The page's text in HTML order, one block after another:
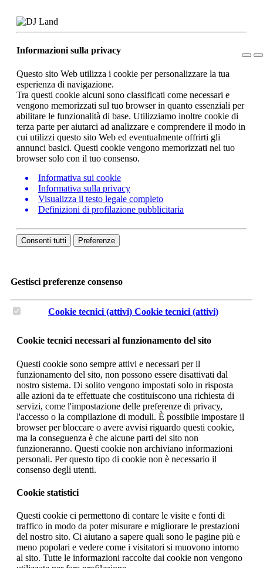
Informazioni sulla privacy
Questo sito Web utilizza i cookie per personalizzare la tua
esperienza di navigazione.
Tra questi cookie alcuni sono classificati come necessari e
vengono memorizzati sul tuo browser in quanto essenziali per
abilitare le funzionalità di base. Utilizziamo inoltre cookie di
terza parte per aiutarci ad analizzare e comprendere il modo in
cui utilizzi questo sito Web ed eventualmente offrirti gli
annunci basici. Questi cookie vengono memorizzati nel tuo
browser solo con il tuo consenso.
Informativa sui cookie
Informativa sulla privacy
Visualizza il testo legale completo
Definizioni di profilazione pubblicitaria
Consenti tutti Preferenze
Gestisci preferenze consenso
Cookie tecnici (attivi) Cookie tecnici (attivi)
Cookie tecnici necessari al funzionamento del sito
Questi cookie sono sempre attivi e necessari per il
funzionamento del sito, non possono essere disattivati dal
nostro sistema. Di solito vengono impostati solo in risposta
alle azioni da te effettuate che costituiscono una richiesta di
servizi, come l'impostazione delle preferenze di privacy,
l'accesso o la compilazione di moduli. È possibile impostare il
browser per bloccare o avere avvisi riguardo questi cookie,
ma la conseguenza è che alcune parti del sito non
funzioneranno. Questi cookie non archiviano informazioni
personali. Per questo tipo di cookie non è necessario il
consenso degli utenti.
Cookie statistici
Questi cookie ci permettono di contare le visite e fonti di
traffico in modo da poter misurare e migliorare le prestazioni
del nostro sito. Ci aiutano a sapere quali sono le pagine più e
meno popolari e vedere come i visitatori si muovono intorno
al sito. Tutte le informazioni raccolte dai cookie non vengono